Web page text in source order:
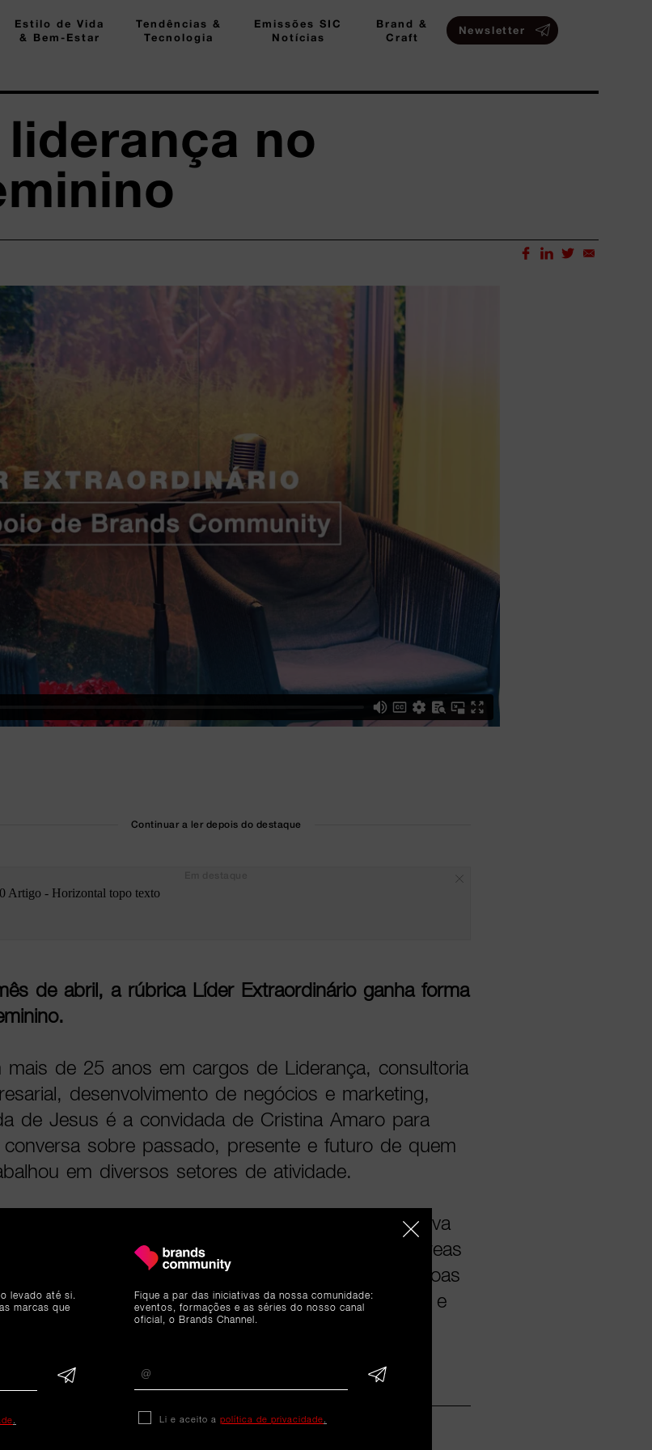
Estilo de Vida
& Bem-Estar
Tendências &
Tecnologia
Emissões SIC
Notícias
Brand &
Craft
Newsletter
liderança no
Continuar a ler depois do destaque
de abril, a rúbrica Líder Extraordinário ganha forma
mais de 25 anos em cargos de Liderança, consultoria
desenvolvimento de negócios e marketing,
de Jesus é a convidada de Cristina Amaro para
conversa sobre passado, presente e futuro de quem
em diversos setores de atividade.
Vanda de Jesus é a Co-Presidente Executiva
Finanças onde tem a responsabilidade de áreas
Tecnologia e Produto, Marketing, Finanças, Pessoas
projetos da Academia de Literacia Financeira e
internacional.
levado até si.
marcas que
.
Fique a par das iniciativas da nossa comunidade:
eventos, formações e as séries do nosso canal
oficial, o Brands Channel.
Li e aceito a política de privacidade.